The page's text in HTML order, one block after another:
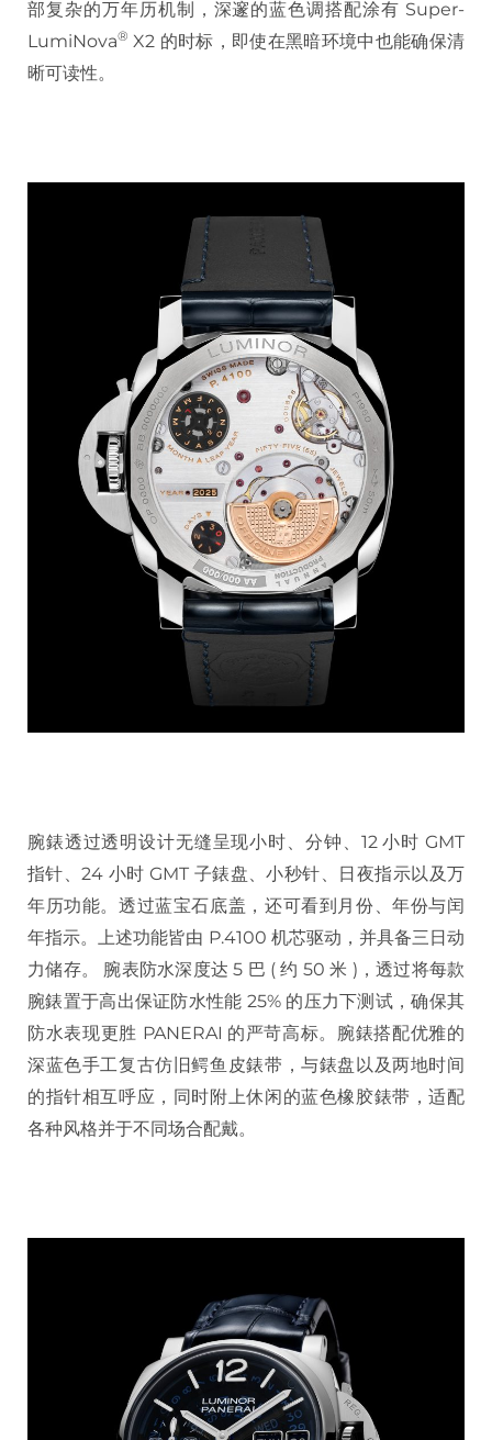
部复杂的万年历机制，深邃的蓝色调搭配涂有 Super-
LumiNova® X2 的时标，即使在黑暗环境中也能确保清
晰可读性。
腕錶透过透明设计无缝呈现小时、分钟、12 小时 GMT
指针、24 小时 GMT 子錶盘、小秒针、日夜指示以及万
年历功能。透过蓝宝石底盖，还可看到月份、年份与闰
年指示。上述功能皆由 P.4100 机芯驱动，并具备三日动
力储存。 腕表防水深度达 5 巴 ( 约 50 米 )，透过将每款
腕錶置于高出保证防水性能 25% 的压力下测试，确保其
防水表现更胜 PANERAI 的严苛高标。腕錶搭配优雅的
深蓝色手工复古仿旧鳄鱼皮錶带，与錶盘以及两地时间
的指针相互呼应，同时附上休闲的蓝色橡胶錶带，适配
各种风格并于不同场合配戴。